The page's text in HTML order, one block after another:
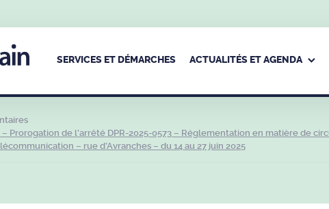
SERVICES ET DÉMARCHES ACTUALITÉS ET AGENDA
– Prorogation de l’arrêté DPR-2025-0573 – Réglementation en matière de
– rue d’Avranches – du 14 au 27 juin 2025